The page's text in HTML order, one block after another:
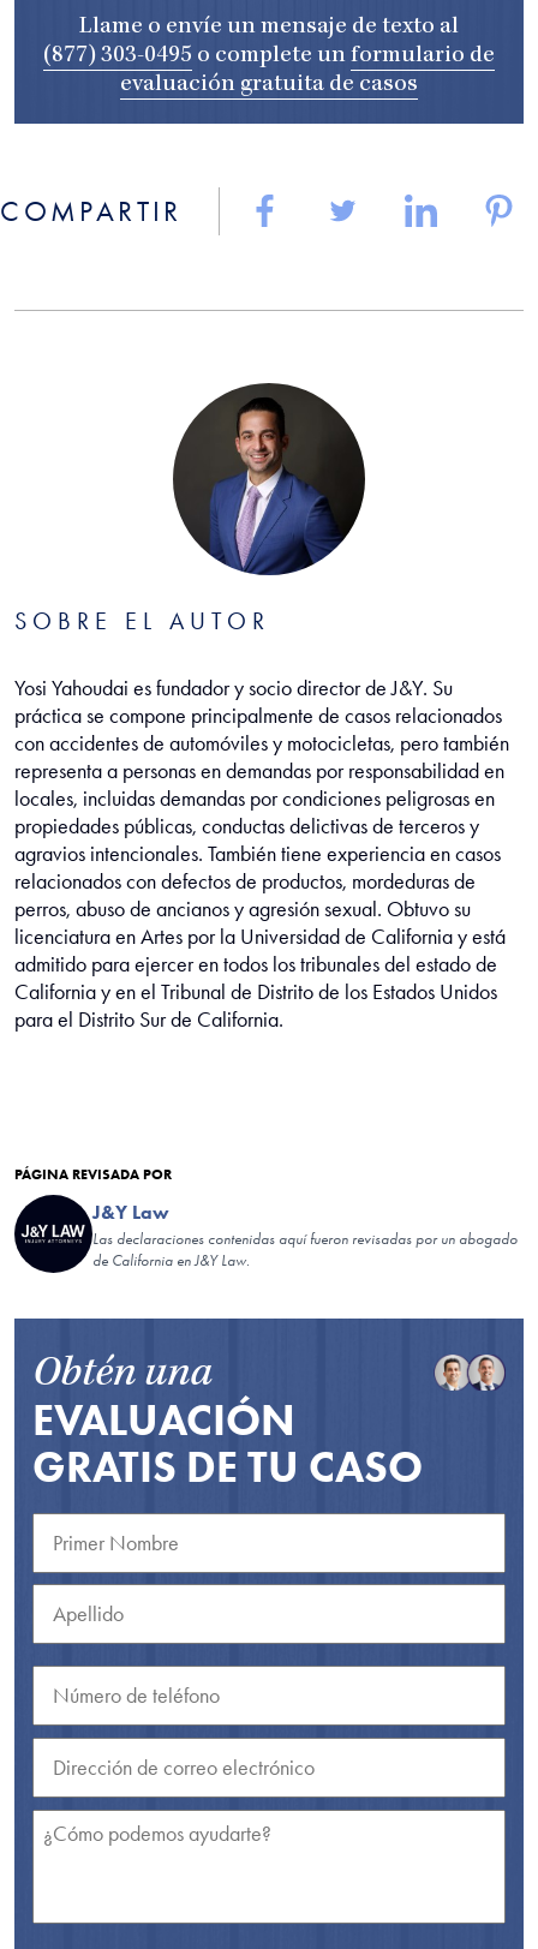
Llame o envíe un mensaje de texto al
(877) 303-0495 o complete un formulario de
evaluación gratuita de casos
COMPARTIR
SOBRE EL AUTOR
Yosi Yahoudai es fundador y socio director de J&Y. Su
práctica se compone principalmente de casos relacionados
con accidentes de automóviles y motocicletas, pero también
representa a personas en demandas por responsabilidad en
locales, incluidas demandas por condiciones peligrosas en
propiedades públicas, conductas delictivas de terceros y
agravios intencionales. También tiene experiencia en casos
relacionados con defectos de productos, mordeduras de
perros, abuso de ancianos y agresión sexual. Obtuvo su
licenciatura en Artes por la Universidad de California y está
admitido para ejercer en todos los tribunales del estado de
California y en el Tribunal de Distrito de los Estados Unidos
para el Distrito Sur de California.
PÁGINA REVISADA POR
J&Y Law
Las declaraciones contenidas aquí fueron revisadas por un abogado
de California en J&Y Law.
Obtén una
EVALUACIÓN
GRATIS DE TU CASO